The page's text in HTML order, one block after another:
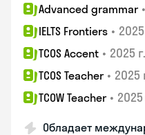
Advanced grammar •
IELTS Frontiers •
TCOS Accent • 2025 г.
TCOS Teacher • 2025
TCOW Teacher • 2025
Обладает